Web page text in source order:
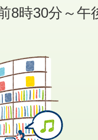
8時30分～午